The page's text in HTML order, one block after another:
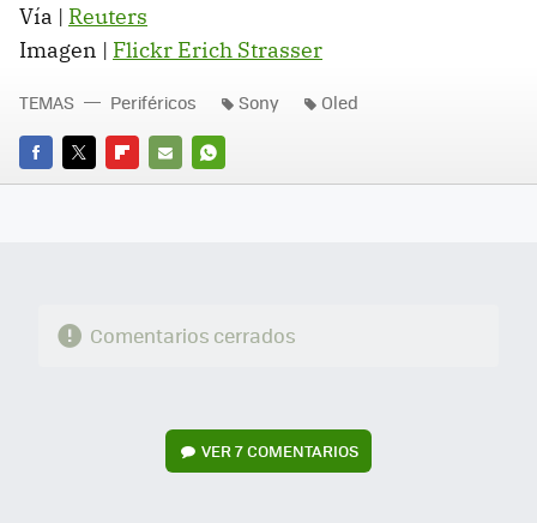
Vía | Reuters
Imagen | Flickr Erich Strasser
FACEBOOK
TWITTERFLIPBOARD
E-
WHATSAPP
TEMAS Periféricos Sony Oled
Comentarios cerrados
VER7 COMENTARIOS